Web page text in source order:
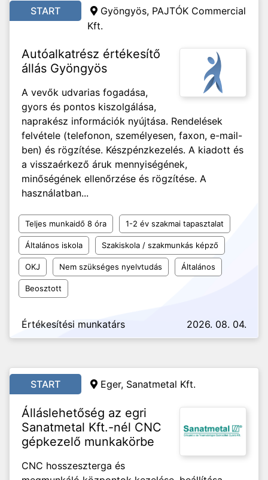
START
Gyöngyös, PAJTÓK Commercial
Kft.
Autóalkatrész értékesítő
állás Gyöngyös
A vevők udvarias fogadása,
gyors és pontos kiszolgálása,
naprakész információk nyújtása. Rendelések
felvétele (telefonon, személyesen, faxon, e-mail-
ben) és rögzítése. Készpénzkezelés. A kiadott és
a visszaérkező áruk mennyiségének,
minőségének ellenőrzése és rögzítése. A
használatban...
Teljes munkaidő 8 óra 1-2 év szakmai tapasztalat
Általános iskola Szakiskola / szakmunkás képző
OKJ Nem szükséges nyelvtudás Általános
Beosztott
Értékesítési munkatárs 2026. 08. 04.
START Eger, Sanatmetal Kft.
Álláslehetőség az egri
Sanatmetal Kft.-nél CNC
gépkezelő munkakörbe
CNC hosszeszterga és